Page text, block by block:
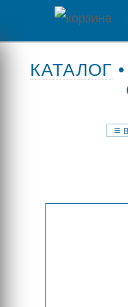
Главная
КАТАЛОГ •
≡